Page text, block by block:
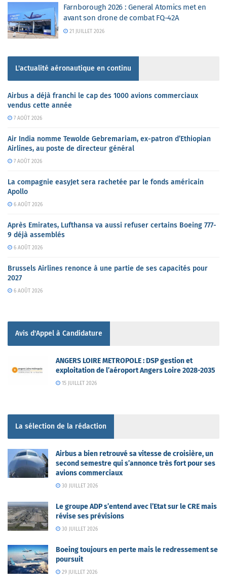
Farnborough 2026 : General Atomics met en
avant son drone de combat FQ-42A
21 JUILLET 2026
L'actualité aéronautique en continu
Airbus a déjà franchi le cap des 1000 avions commerciaux
vendus cette année
7 AOÛT 2026
Air India nomme Tewolde Gebremariam, ex-patron d’Ethiopian
Airlines, au poste de directeur général
7 AOÛT 2026
La compagnie easyJet sera rachetée par le fonds américain
Apollo
6 AOÛT 2026
Après Emirates, Lufthansa va aussi refuser certains Boeing 777-
9 déjà assemblés
6 AOÛT 2026
Brussels Airlines renonce à une partie de ses capacités pour
2027
6 AOÛT 2026
Avis d'Appel à Candidature
ANGERS LOIRE METROPOLE : DSP gestion et
exploitation de l’aéroport Angers Loire 2028-2035
15 JUILLET 2026
La sélection de la rédaction
Airbus a bien retrouvé sa vitesse de croisière, un
second semestre qui s’annonce très fort pour ses
avions commerciaux
30 JUILLET 2026
Le groupe ADP s’entend avec l’Etat sur le CRE mais
révise ses prévisions
30 JUILLET 2026
Boeing toujours en perte mais le redressement se
poursuit
29 JUILLET 2026